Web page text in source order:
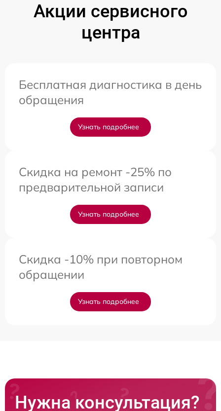
Акции сервисного
центра
Бесплатная диагностика в день
обращения
Узнать подробнее
Скидка на ремонт -25% по
предварительной записи
Узнать подробнее
Скидка -10% при повторном
обращении
Узнать подробнее
Нужна консультация?